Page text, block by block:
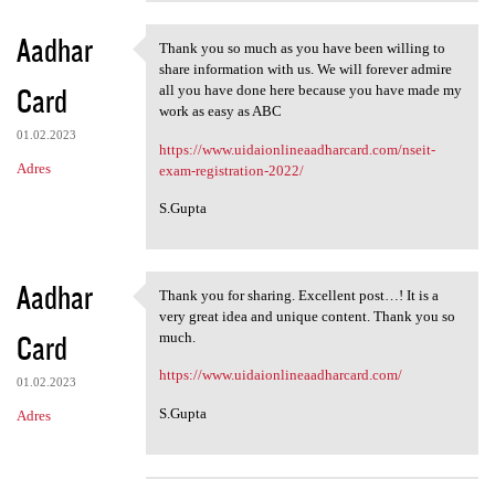
Aadhar
Card
01.02.2023
Adres
Thank you so much as you have
Thank you so much as you have been willing to
share information with us. We will forever admire
all you have done here because you have made my
work as easy as ABC
https://www.uidaionlineaadharcard.com/nseit-
exam-registration-2022/
S.Gupta
Aadhar
Card
01.02.2023
Adres
Thank you for sharing.
Thank you for sharing. Excellent post…! It is a
very great idea and unique content. Thank you so
much.
https://www.uidaionlineaadharcard.com/
S.Gupta